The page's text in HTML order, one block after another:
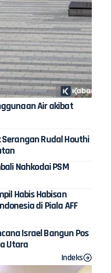
Air akibat
Rudal Houthi
Nahkodai PSM
Habis Habisan
di Piala AFF
Israel Bangun Pos
Utara
Indeks